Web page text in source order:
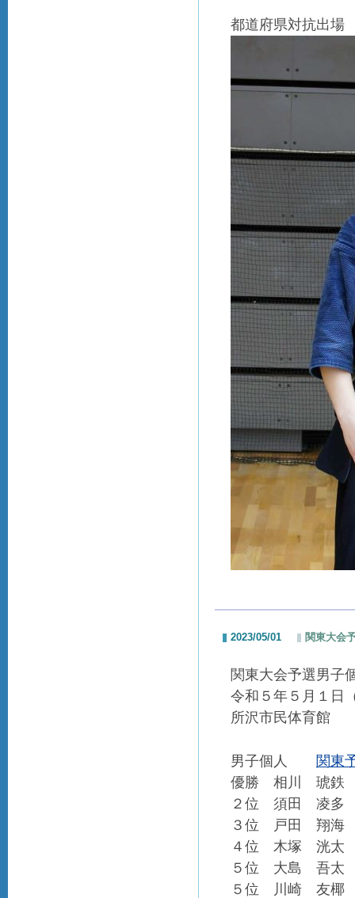
都道府県対抗出
2023/05/01 関東大会
関東大会予選男子
令和５年５月１日
所沢市民体育館
男子個人 関東
優勝 相川 琥鉄
２位 須田 凌多
３位 戸田 翔海
４位 木塚 洸
５位 大島 吾太
５位 川崎 友椰